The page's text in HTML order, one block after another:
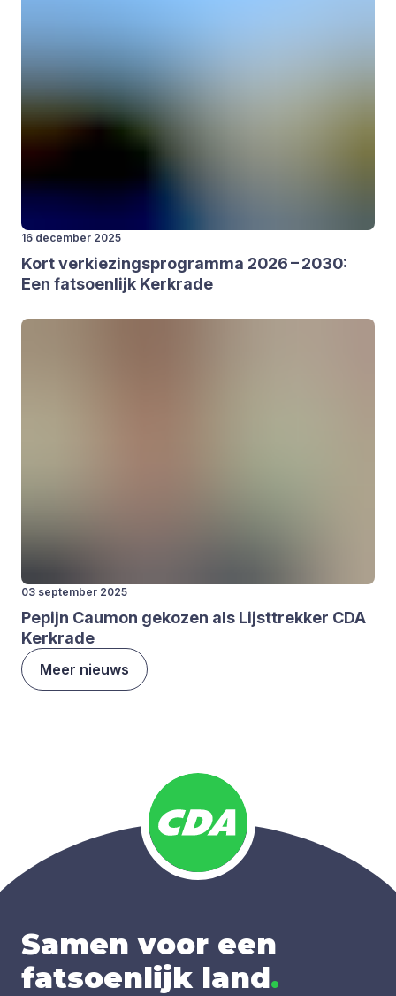
16 december 2025
Kort ver­kie­zings­pro­gram­ma 2026–2030:
Een fat­soen­lijk Kerk­ra­de
03 september 2025
Pepijn Cau­mon geko­zen als Lijst­trek­ker CDA
Kerk­ra­de
Meer nieuws
Samen voor een
fatsoenlijk land.